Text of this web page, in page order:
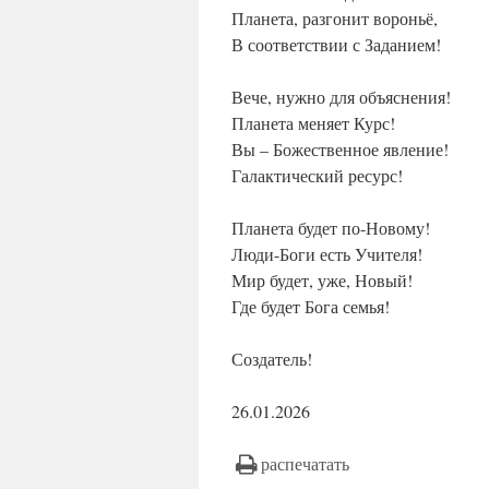
Планета, разгонит вороньё,
В соответствии с Заданием!
Вече, нужно для объяснения!
Планета меняет Курс!
Вы – Божественное явление!
Галактический ресурс!
Планета будет по-Новому!
Люди-Боги есть Учителя!
Мир будет, уже, Новый!
Где будет Бога семья!
Создатель!
26.01.2026
распечатать